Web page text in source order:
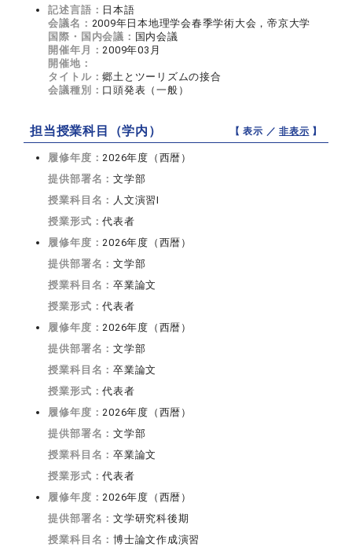
記述言語： 日本語
会議名： 2009年日本地理学会春季学術大会，帝京大学
国際・国内会議： 国内会議
開催年月：2009年03月
開催地：
タイトル：郷土とツーリズムの接合
会議種別： 口頭発表（一般）
担当授業科目（学内） 【 表示 ／非表示 】
履修年度：2026年度（西暦）
提供部署名：文学部
授業科目名： 人文演習I
授業形式：代表者
履修年度：2026年度（西暦）
提供部署名：文学部
授業科目名：卒業論文
授業形式：代表者
履修年度：2026年度（西暦）
提供部署名：文学部
授業科目名：卒業論文
授業形式：代表者
履修年度：2026年度（西暦）
提供部署名：文学部
授業科目名：卒業論文
授業形式：代表者
履修年度：2026年度（西暦）
提供部署名：文学研究科後期
授業科目名：博士論文作成演習